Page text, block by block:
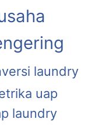
laundry
uap
laundry